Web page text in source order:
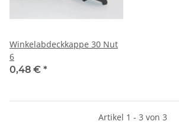
Winkelabdeckkappe 30 Nut
6
0,48 € *
Artikel 1 - 3 von 3